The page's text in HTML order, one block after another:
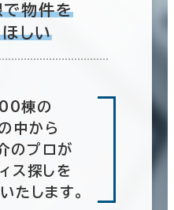
で物件を
しい
棟の
中から
のプロが
ス探しを
たします。